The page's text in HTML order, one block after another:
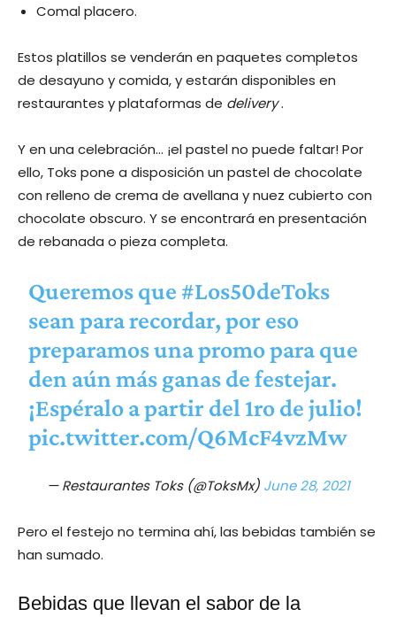
Comal placero.
Estos platillos se venderán en paquetes completos
de desayuno y comida, y estarán disponibles en
restaurantes y plataformas de delivery.
Y en una celebración… ¡el pastel no puede faltar! Por
ello, Toks pone a disposición un pastel de chocolate
con relleno de crema de avellana y nuez cubierto con
chocolate obscuro. Y se encontrará en presentación
de rebanada o pieza completa.
Queremos que #Los50deToks
sean para recordar, por eso
preparamos una promo para que
den aún más ganas de festejar.
¡Espéralo a partir del 1ro de julio!
pic.twitter.com/Q6McF4vzMw
— Restaurantes Toks (@ToksMx) June 28, 2021
Pero el festejo no termina ahí, las bebidas también se
han sumado.
Bebidas que llevan el sabor de la